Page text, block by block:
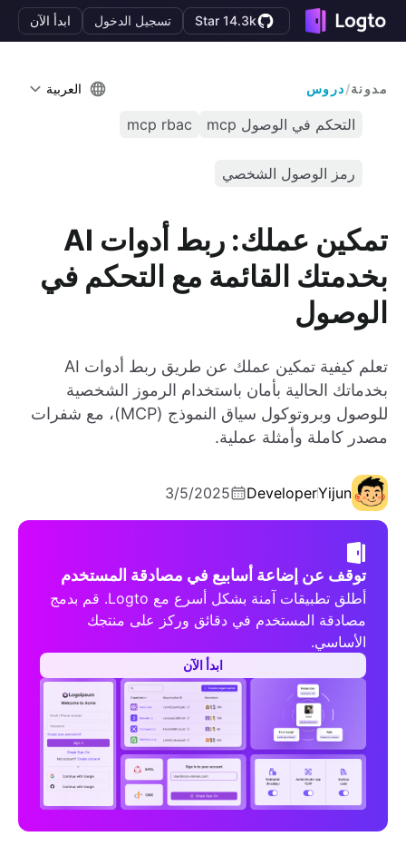
Star 14.3k تسجيل الدخول ابدأ الآن
مدونة/دروس العربية
التحكم في الوصول mcp mcp rbac
رمز الوصول الشخصي
تمكين عملك: ربط أدوات AI
بخدمتك القائمة مع التحكم في
الوصول
تعلم كيفية تمكين عملك عن طريق ربط أدوات AI
بخدماتك الحالية بأمان باستخدام الرموز الشخصية
للوصول وبروتوكول سياق النموذج (MCP)، مع شفرات
مصدر كاملة وأمثلة عملية.
Yijun
Developer
3/5/2025
توقف عن إضاعة أسابيع في مصادقة المستخدم
أطلق تطبيقات آمنة بشكل أسرع مع Logto. قم بدمج
مصادقة المستخدم في دقائق وركز على منتجك
الأساسي.
ابدأ الآن